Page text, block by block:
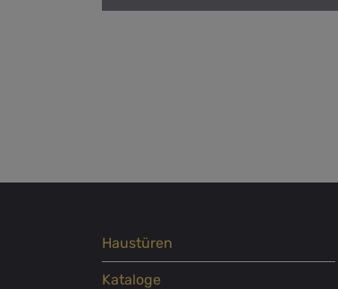
Haustüren
Kataloge